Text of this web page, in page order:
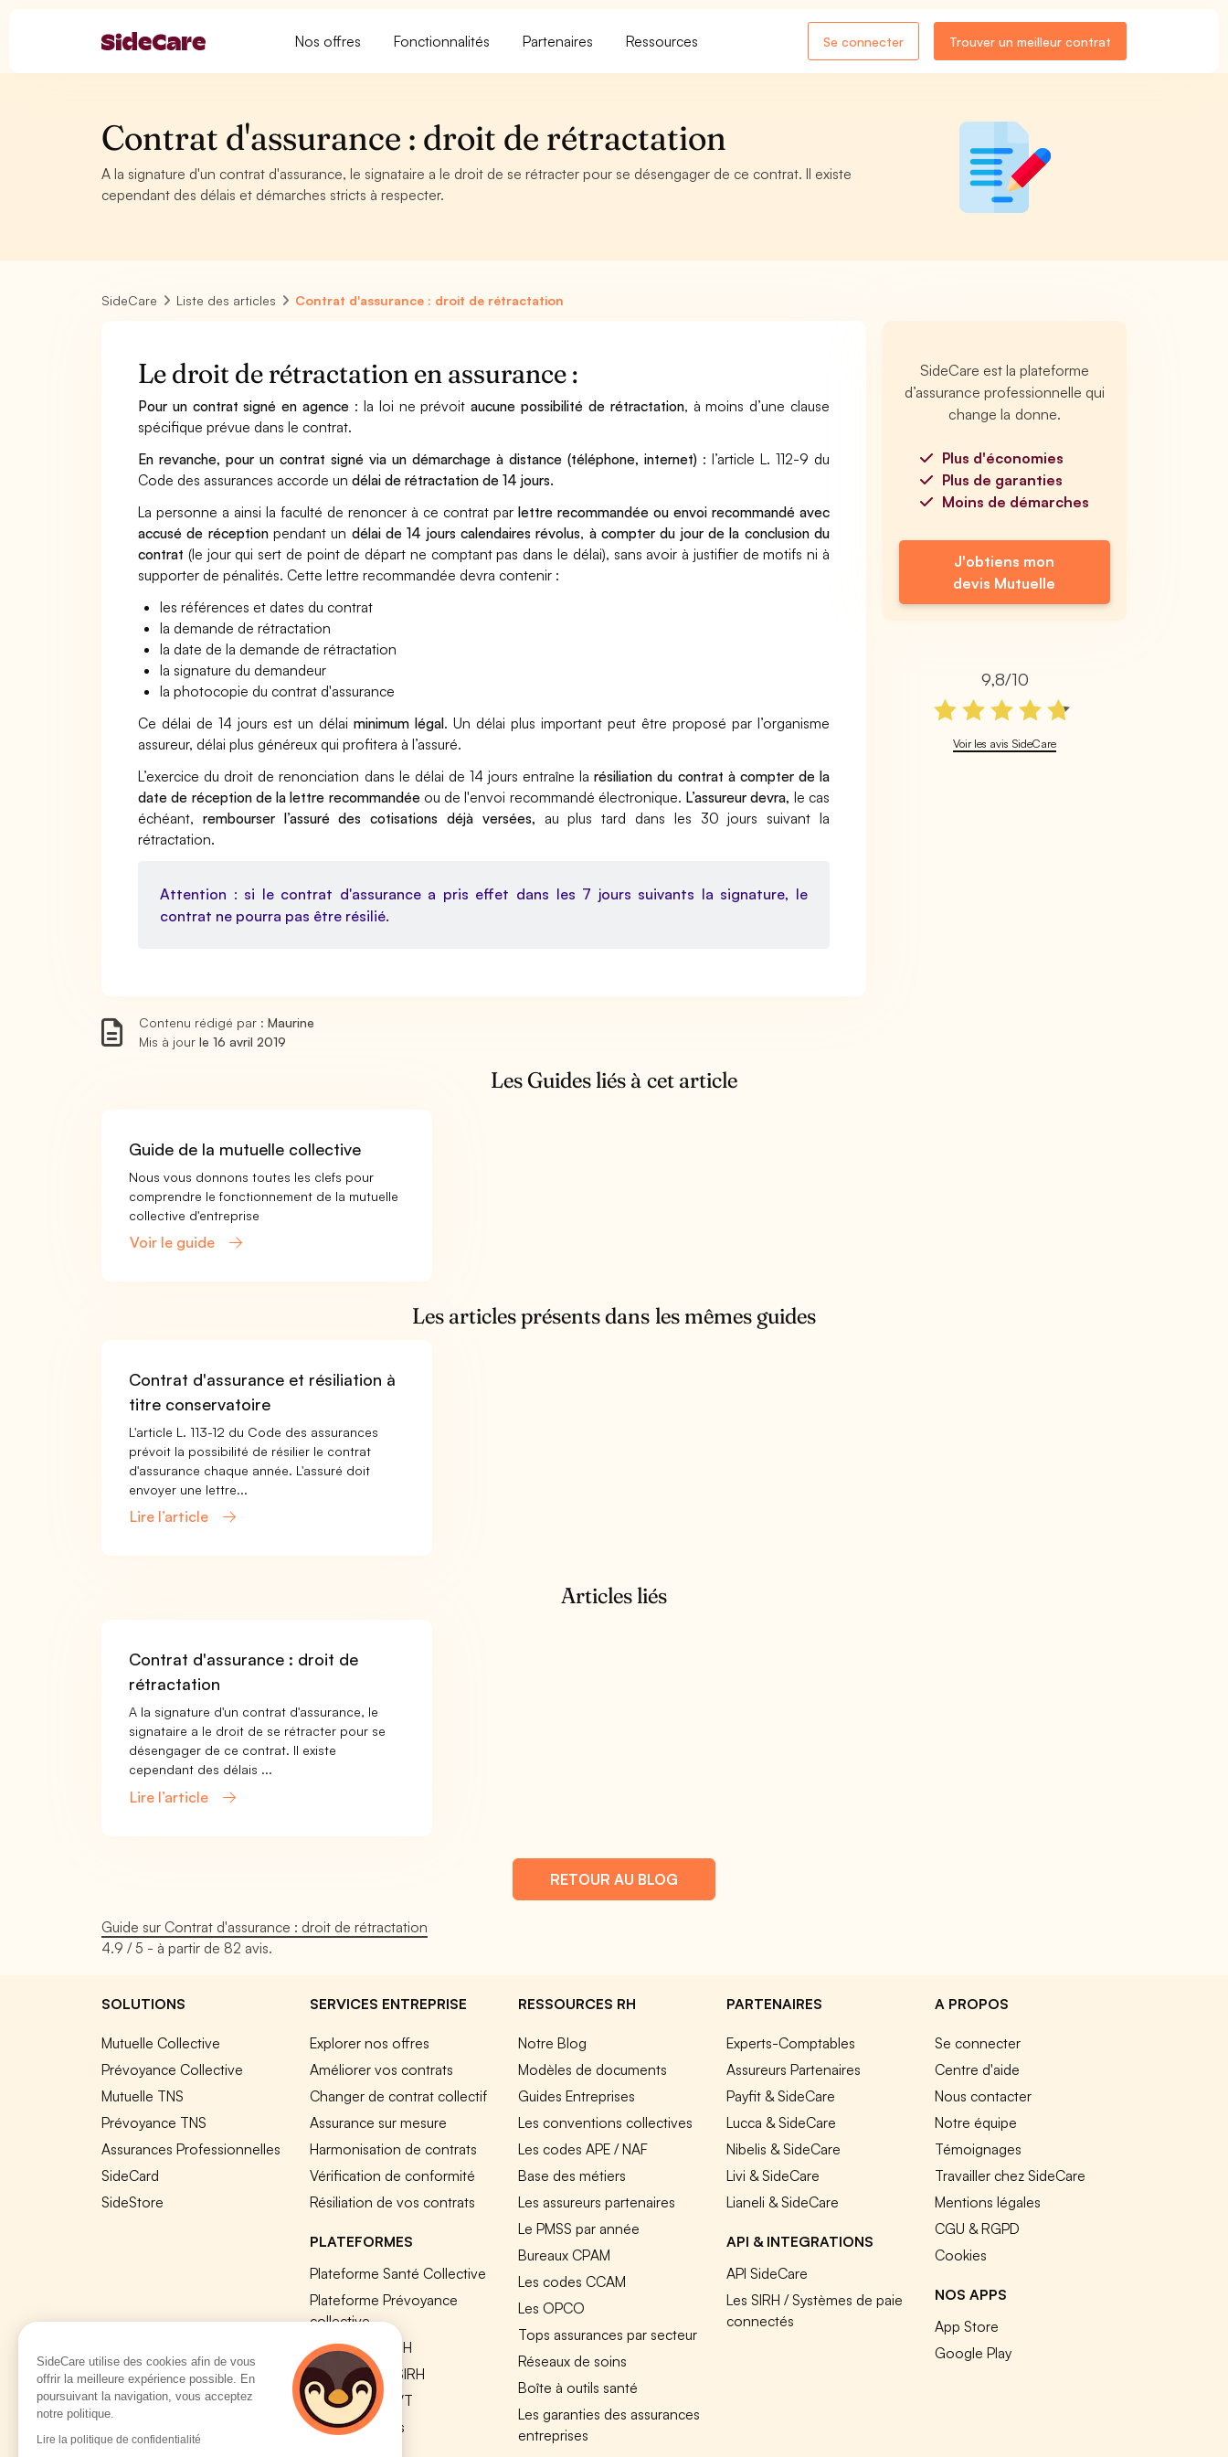
Nos offres Fonctionnalités Partenaires Ressources Se connecter Trouver un meilleur contrat
Contrat d'assurance : droit de rétractation
A la signature d'un contrat d'assurance, le signataire a le droit de se rétracter pour se désengager de ce contrat. Il existe
cependant des délais et démarches stricts à respecter.
SideCare Liste des articles Contrat d'assurance : droit de rétractation
Le droit de rétractation en assurance :
Pour un contrat signé en agence : la loi ne prévoitaucune possibilité de rétractation, à moins d’une clause
spécifique prévue dans le contrat.
En revanche, pour un contrat signé via un démarchage à distance (téléphone, internet) : l’article L. 112-9 du
Code des assurances accorde undélai de rétractation de 14 jours.
La personne a ainsi la faculté de renoncer à ce contrat par lettre recommandée ou envoi recommandé avec
accusé de réceptionpendant un délai de 14 jours calendaires révolus, à compter du jour de la conclusion du
contrat (le jour qui sert de point de départ ne comptant pas dans le délai), sans avoir à justifier de motifs ni à
supporter de pénalités.Cette lettre recommandée devra contenir :
les références et dates du contrat
la demande de rétractation
la date de la demande de rétractation
la signature du demandeur
la photocopie du contrat d'assurance
Ce délai de 14 jours est un délai minimum légal. Un délai plus important peut être proposé par l’organisme
assureur, délai plus généreux qui profitera à l’assuré.
L’exercice du droit de renonciation dans le délai de 14 jours entraîne la résiliation du contrat à compter de la
date de réception de la lettre recommandéeou de l'envoi recommandé électronique. L’assureur devra, le cas
échéant, rembourser l’assuré des cotisations déjà versées, au plus tard dans les 30 jours suivant la
rétractation.
Attention : si le contrat d'assurance a pris effet dans les 7 jours suivants la signature, le
contrat ne pourra pas être résilié.
SideCare est la plateforme
d’assurance professionnelle qui
change la donne.
Plus d'économies
Plus de garanties
Moins de démarches
J'obtiens mon
devis Mutuelle
9,8/10
Voir les avis SideCare
Contenu rédigé par :Maurine
Mis à jourle 16 avril 2019
Les Guides liés à cet article
Guide de la mutuelle collective
Nous vous donnons toutes les clefs pour
comprendre le fonctionnement de la mutuelle
collective d'entreprise
Voir le guide
Les articles présents dans les mêmes guides
Contrat d'assurance et résiliation à
titre conservatoire
L'article L. 113-12 du Code des assurances
prévoit la possibilité de résilier le contrat
d'assurance chaque année. L'assuré doit
envoyer une lettre...
Lire l’article
Articles liés
Contrat d'assurance : droit de
rétractation
A la signature d'un contrat d'assurance, le
signataire a le droit de se rétracter pour se
désengager de ce contrat. Il existe
cependant des délais ...
Lire l’article
RETOUR AU BLOG
Guide sur Contrat d'assurance : droit de rétractation
4.9 / 5 - à partir de 82 avis.
SOLUTIONS
Mutuelle Collective
Prévoyance Collective
Mutuelle TNS
Prévoyance TNS
Assurances Professionnelles
SideCard
SideStore
SERVICES ENTREPRISE
Explorer nos offres
Améliorer vos contrats
Changer de contrat collectif
Assurance sur mesure
Harmonisation de contrats
Vérification de conformité
Résiliation de vos contrats
PLATEFORMES
Plateforme Santé Collective
Plateforme Prévoyance
collective
Plateforme SIRH
Nos modules SIRH
Plateforme QVT
Tous nos outils
RESSOURCES RH
Notre Blog
Modèles de documents
Guides Entreprises
Les conventions collectives
Les codes APE / NAF
Base des métiers
Les assureurs partenaires
Le PMSS par année
Bureaux CPAM
Les codes CCAM
Les OPCO
Tops assurances par secteur
Réseaux de soins
Boîte à outils santé
Les garanties des assurances
entreprises
PARTENAIRES
Experts-Comptables
Assureurs Partenaires
Payfit & SideCare
Lucca & SideCare
Nibelis & SideCare
Livi & SideCare
Lianeli & SideCare
API & INTEGRATIONS
API SideCare
Les SIRH / Systèmes de paie
connectés
A PROPOS
Se connecter
Centre d'aide
Nous contacter
Notre équipe
Témoignages
Travailler chez SideCare
Mentions légales
CGU & RGPD
Cookies
NOS APPS
App Store
Google Play
SideCare utilise des cookies afin de vous
offrir la meilleure expérience possible. En
poursuivant la navigation, vous acceptez
notre politique.
Lire la politique de confidentialité